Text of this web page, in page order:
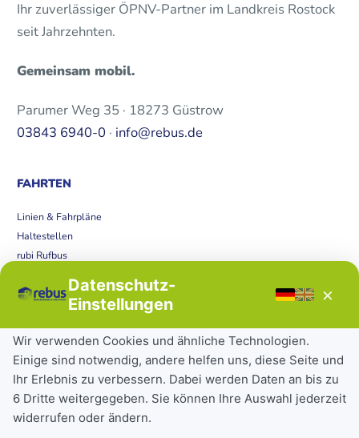
Ihr zuverlässiger ÖPNV-Partner im Landkreis Rostock
seit Jahrzehnten.
Gemeinsam mobil.
Parumer Weg 35 · 18273 Güstrow
03843 6940-0 · info@rebus.de
FAHRTEN
Linien & Fahrpläne
Haltestellen
rubi Rufbus
Störungen
Tickets & Tarife
Deutschlandticket
Schülerkarte
Einzeltickets
Abonnements
Datenschutz-
Einstellungen
×
Wir verwenden Cookies und ähnliche Technologien.
Einige sind notwendig, andere helfen uns, diese Seite und
Ihr Erlebnis zu verbessern. Dabei werden Daten an bis zu
6 Dritte weitergegeben. Sie können Ihre Auswahl jederzeit
widerrufen oder ändern.